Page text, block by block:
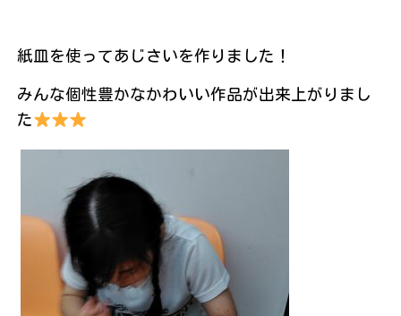
紙皿を使ってあじさいを作りました！
みんな個性豊かなかわいい作品が出来上がりまし
た